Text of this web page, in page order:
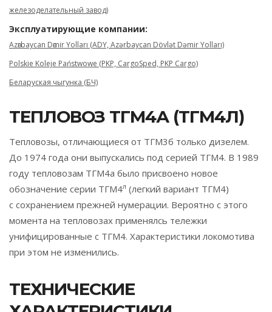
железоделательный завод)
Эксплуатирующие компании:
Azәrbaycan Dәmir Yolları (ADY, Azərbaycan Dövlət Dəmir Yolları)
Polskie Koleje Państwowe (PKP, CargoSped, PKP Cargo)
Беларуская чыгунка (БЧ)
ТЕПЛОВОЗ ТГМ4А (ТГМ4Л)
Тепловозы, отличающиеся от ТГМ3б только дизелем.
До 1974 года они выпускались под серией ТГМ4. В 1989
году тепловозам ТГМ4а было присвоено новое
обозначение серии ТГМ4л (легкий вариант ТГМ4)
с сохранением прежней нумерации. Вероятно с этого
момента на тепловозах применялсь тележки
унифицированные с ТГМ4. Характеристики локомотива
при этом не изменились.
ТЕХНИЧЕСКИЕ